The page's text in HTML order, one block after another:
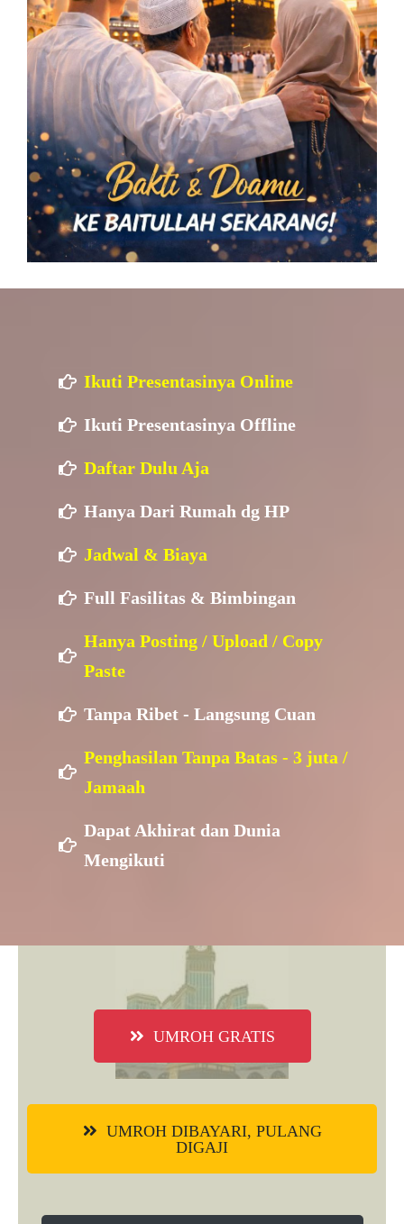
Ikuti Presentasinya Online
Ikuti Presentasinya Offline
Daftar Dulu Aja
Hanya Dari Rumah dg HP
Jadwal & Biaya
Full Fasilitas & Bimbingan
Hanya Posting / Upload / Copy
Paste
Tanpa Ribet - Langsung Cuan
Penghasilan Tanpa Batas - 3 juta /
Jamaah
Dapat Akhirat dan Dunia
Mengikuti
UMROH GRATIS
UMROH DIBAYARI, PULANG
DIGAJI